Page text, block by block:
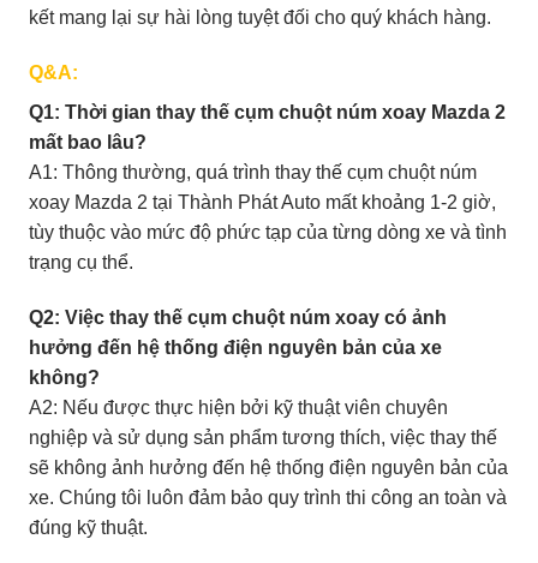
kết mang lại sự hài lòng tuyệt đối cho quý khách hàng.
Q&A:
Q1: Thời gian thay thế cụm chuột núm xoay Mazda 2
mất bao lâu?
A1: Thông thường, quá trình thay thế cụm chuột núm
xoay Mazda 2 tại Thành Phát Auto mất khoảng 1-2 giờ,
tùy thuộc vào mức độ phức tạp của từng dòng xe và tình
trạng cụ thể.
Q2: Việc thay thế cụm chuột núm xoay có ảnh
hưởng đến hệ thống điện nguyên bản của xe
không?
A2: Nếu được thực hiện bởi kỹ thuật viên chuyên
nghiệp và sử dụng sản phẩm tương thích, việc thay thế
sẽ không ảnh hưởng đến hệ thống điện nguyên bản của
xe. Chúng tôi luôn đảm bảo quy trình thi công an toàn và
đúng kỹ thuật.